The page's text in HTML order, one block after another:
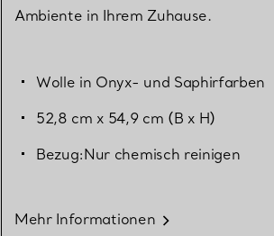
Ambiente in Ihrem Zuhause.
Wolle in Onyx- und Saphirfarben
52,8 cm x 54,9 cm (B x H)
Bezug:Nur chemisch reinigen
Mehr Informationen